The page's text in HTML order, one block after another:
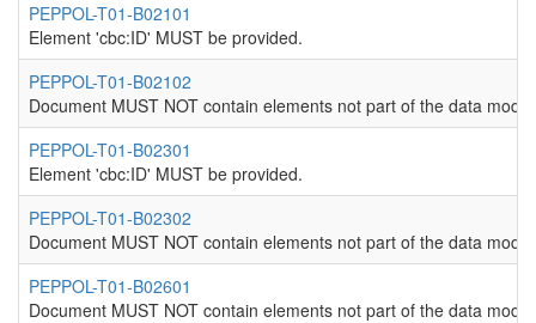
PEPPOL-T01-B02101
Element 'cbc:ID' MUST be provided.
PEPPOL-T01-B02102
Document MUST NOT contain elements not part of the data
PEPPOL-T01-B02301
Element 'cbc:ID' MUST be provided.
PEPPOL-T01-B02302
Document MUST NOT contain elements not part of the data
PEPPOL-T01-B02601
Document MUST NOT contain elements not part of the data